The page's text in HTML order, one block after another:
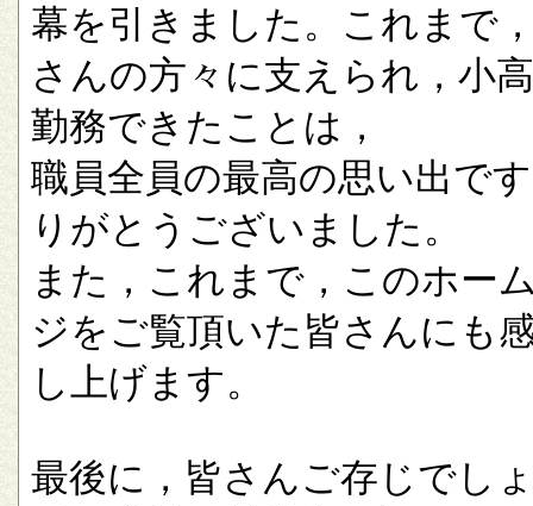
幕を引きました。これまで
さんの方々に支えられ，小
勤務できたことは，
職員全員の最高の思い出で
りがとうございました。
また，これまで，このホー
ジをご覧頂いた皆さんにも
し上げます。
最後に，皆さんご存じでし